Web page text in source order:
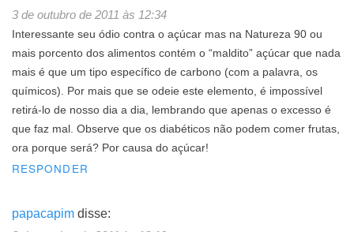
3 de outubro de 2011 às 12:34
Interessante seu ódio contra o açúcar mas na Natureza 90 ou
mais porcento dos alimentos contém o “maldito” açúcar que nada
mais é que um tipo específico de carbono (com a palavra, os
químicos). Por mais que se odeie este elemento, é impossível
retirá-lo de nosso dia a dia, lembrando que apenas o excesso é
que faz mal. Observe que os diabéticos não podem comer frutas,
ora porque será? Por causa do açúcar!
RESPONDER
papacapim disse: